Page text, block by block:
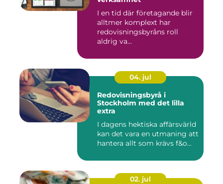
I en tid där företagande blir
alltmer komplext har
redovisningsbyråns roll
aldrig va...
04. jul
Redovisningsbyrå i
Stockholm med det lilla
extra
I dagens hektiska affärsvärld
kan det vara en utmaning att
hantera allt som krävs f&o...
02. jul